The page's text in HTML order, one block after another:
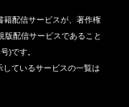
籍配信サービスが、著作権
版配信サービスであること
)です。
ているサービスの一覧は